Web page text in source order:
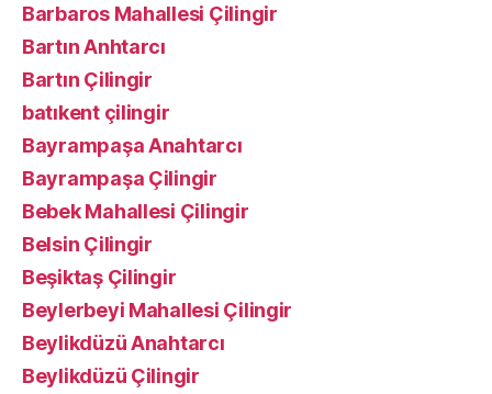
Barbaros Mahallesi Çilingir
Bartın Anhtarcı
Bartın Çilingir
batıkent çilingir
Bayrampaşa Anahtarcı
Bayrampaşa Çilingir
Bebek Mahallesi Çilingir
Belsin Çilingir
Beşiktaş Çilingir
Beylerbeyi Mahallesi Çilingir
Beylikdüzü Anahtarcı
Beylikdüzü Çilingir